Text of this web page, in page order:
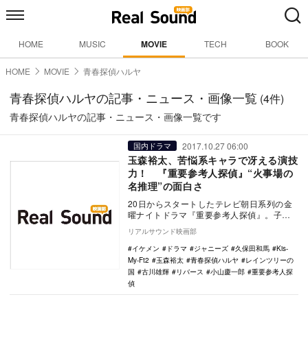
HOME MUSIC MOVIE TECH BOOK
HOME MOVIE 青春探偵ハルヤ
青春探偵ハルヤの記事・ニュース・画像一覧 (4件)
青春探偵ハルヤの記事・ニュース・画像一覧です
国内ドラマ 2017.10.27 06:00
玉森裕太、苦悩系キャラで冴える演技
力！ 『重要参考人探偵』“火事場の
名推理”の面白さ
20日からスタートしたテレビ朝日系列の金
曜ナイトドラマ『重要参考人探偵』。子ど
もの頃からやたらと人の死を目撃してしま
う主人公が、…
リアルサウンド映画部
イケメン
ドラマ ジャニーズ 久保田和馬
Kis-
My-Ft2
玉森裕太 青春探偵ハルヤ
レインツリーの
国
古川雄輝 リバース 小山慶一郎
重要参考人探
偵